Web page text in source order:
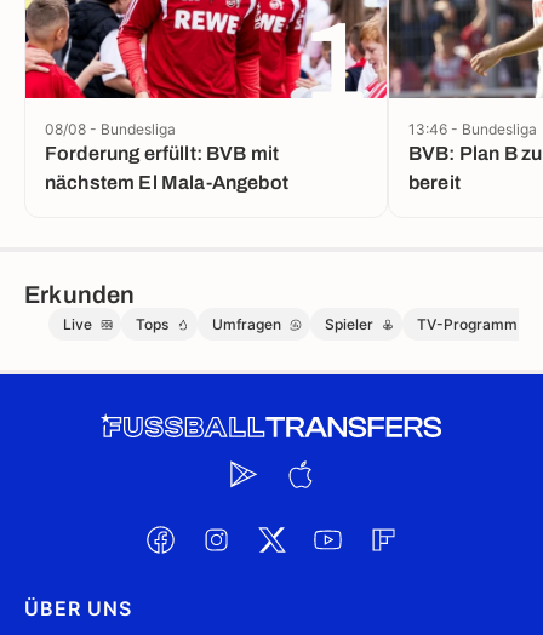
1
Forderung erfüllt: BVB mit
nächstem El Mala-Angebot
08/08 - Bundesliga
BVB: Plan B
bereit
13:46 - Bundesliga
Erkunden
Live Tops Umfragen Spieler TV-Programm
ÜBER UNS